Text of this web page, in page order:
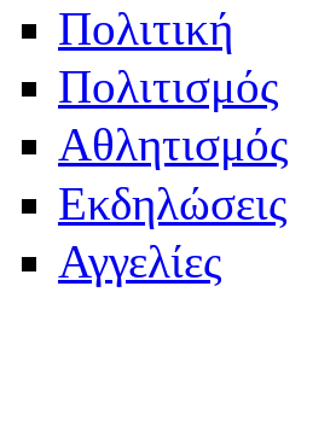
Πολιτική
Πολιτισμός
Αθλητισμός
Εκδηλώσεις
Αγγελίες